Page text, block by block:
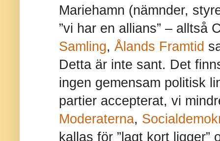
Mariehamn (nämnder,
”vi har en allians” – alltså
Samling, Ålands Framtid
Detta är inte sant. Det
ingen gemensam politisk
partier accepterat, vi
Moderaterna,
kallas för ”lagt kort ligger”